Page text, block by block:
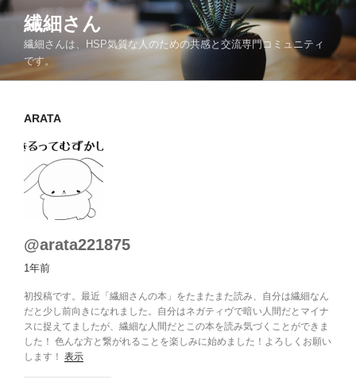
コ
ン
ツ
繊細さん
繊細さんは、HSP気質な人のための共感と交流専門コミュニティ
です。
ARATA
@arata221875
1年前
初投稿です。最近「繊細さんの本」をたまたまた読み、自分は繊細なん
だと少し前向きになれました。自分はネガティヴで暗い人間だとマイナ
スに捉えてましたが、繊細な人間だとこの本を読み気づくことができま
した！ 色んな方と繋がれることを楽しみに始めました！よろしくお願い
します！ 表示